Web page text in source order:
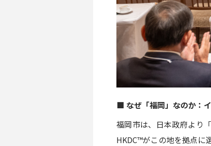
■ なぜ「福岡」なのか：
福岡市は、日本政府より
HKDC™がこの地を拠点に